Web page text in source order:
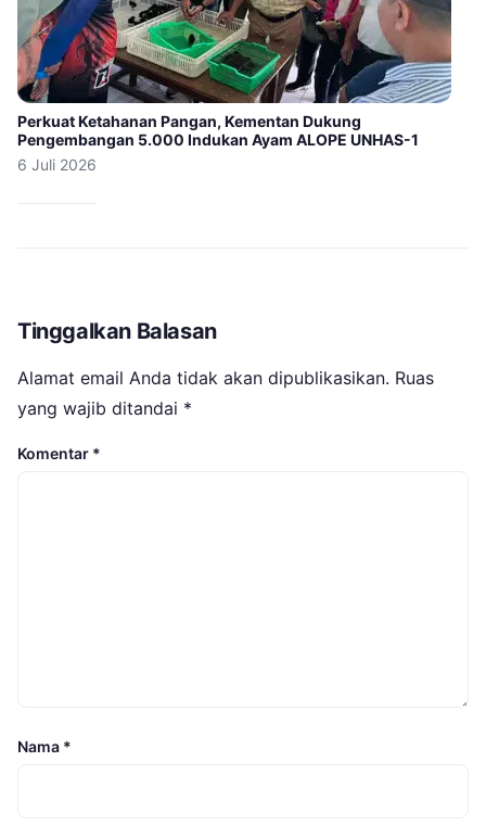
Perkuat Ketahanan Pangan, Kementan Dukung
Pengembangan 5.000 Indukan Ayam ALOPE UNHAS-1
6 Juli 2026
Tinggalkan Balasan
Alamat email Anda tidak akan dipublikasikan. Ruas
yang wajib ditandai *
Komentar *
Nama *